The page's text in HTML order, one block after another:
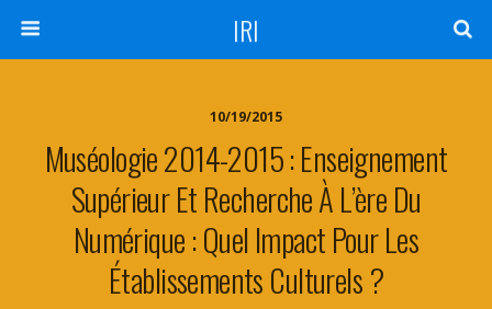
IRI
10/19/2015
Muséologie 2014-2015 : Enseignement
Supérieur Et Recherche À L’ère Du
Numérique : Quel Impact Pour Les
Établissements Culturels ?